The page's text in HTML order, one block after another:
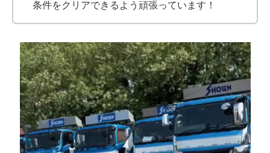
条件をクリアできるよう頑張っています！